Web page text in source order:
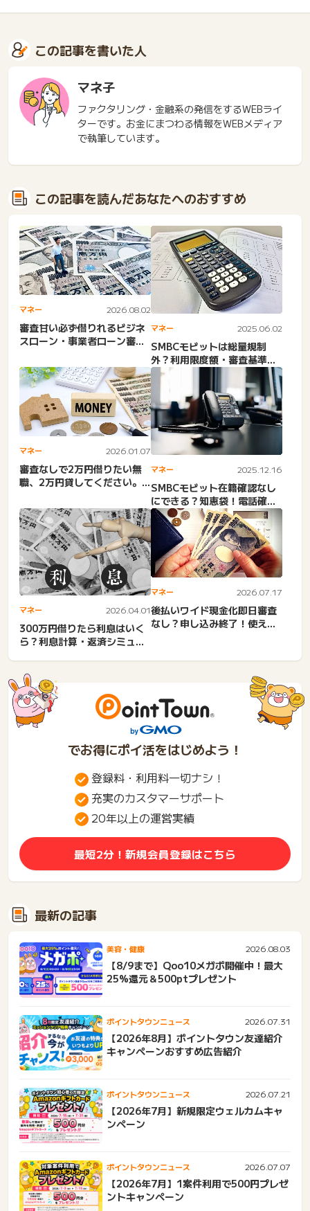
この記事を書いた人
マネ子
ファクタリング・金融系の発信をするWEBライ
ターです。お金にまつわる情報をWEBメディア
で執筆しています。
この記事を読んだあなたへのおすすめ
マネー 2026.08.02
審査甘い必ず借りれるビジネ
スローン・事業者ローン審査
主・...
マネー 2025.06.02
SMBCモビットは総量規制
外？利用限度額・審査基準・
審査落ち？銀行カードロー
マネー 2026.01.07
審査なしで2万円借りたい無
職、2万円貸してください。
マネー 2025.12.16
SMBCモビット在籍確認なし
にできる？知恵袋！電話確認
原則なし！やばい？職場連...
マネー 2026.04.01
300万円借りたら利息はいく
ら？利息計算・返済シミュレ
マネー 2026.07.17
後払いワイド現金化即日審査
なし？申し込み終了！使える
でお得にポイ活をはじめよう！
登録料・利用料一切ナシ！
充実のカスタマーサポート
20年以上の運営実績
最短2分！新規会員登録はこちら
最新の記事
美容・健康 2026.08.03
【8/9まで】Qoo10メガポ開催中！最大
25%還元＆500ptプレゼント
ポイントタウンニュース 2026.07.31
【2026年8月】ポイントタウン友達紹介
キャンペーンおすすめ広告紹介
ポイントタウンニュース 2026.07.21
【2026年7月】新規限定ウェルカムキャ
ンペーン
ポイントタウンニュース 2026.07.07
【2026年7月】1案件利用で500円プレゼ
ントキャンペーン